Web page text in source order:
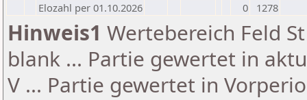
Elozahl per 01.10.2026
0 1278
Hinweis1 Wertebereich Feld
blank ... Partie gewertet in
V ... Partie gewertet in